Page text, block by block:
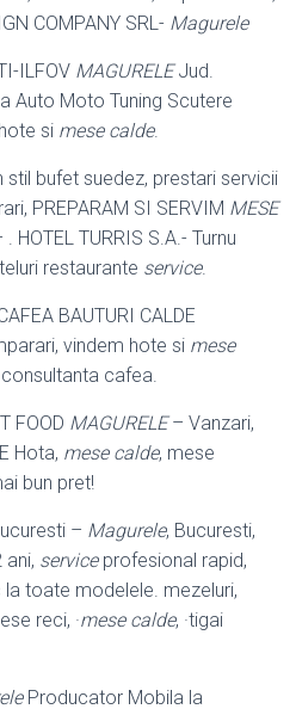
COMPANY SRL- Magurele
ILFOV MAGURELEJud.
Auto Moto Tuning Scutere
si mese calde.
bufet suedez, prestari servicii
PREPARAM SI SERVIM MESE
HOTEL TURRIS S.A.- Turnu
restaurante service.
BAUTURI CALDE
vindem hote si mese
cafea.
FOOD MAGURELE– Vanzari,
Hota, mese calde, mese
bun pret!
– Magurele, Bucuresti,
serviceprofesional rapid,
la toate modelele. mezeluri,
reci, ·mese calde, ·tigai
Producator Mobila la